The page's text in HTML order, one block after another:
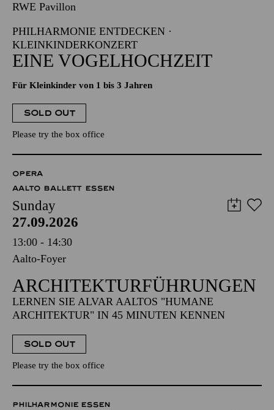
RWE Pavillon
PHILHARMONIE ENTDECKEN ·
KLEINKINDERKONZERT
EINE VOGELHOCHZEIT
Für Kleinkinder von 1 bis 3 Jahren
SOLD OUT
Please try the box office
OPERA
AALTO BALLETT ESSEN
Sunday
27.09.2026
13:00 - 14:30
Aalto-Foyer
ARCHITEKTUR­FÜHRUNGEN
LERNEN SIE ALVAR AALTOS "HUMANE
ARCHITEKTUR" IN 45 MINUTEN KENNEN
SOLD OUT
Please try the box office
PHILHARMONIE ESSEN